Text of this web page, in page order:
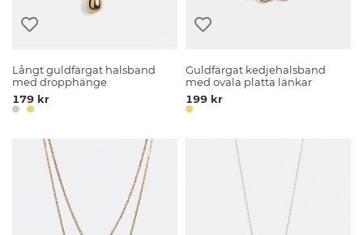
Långt guldfärgat halsband
med dropphänge
179 kr
Guldfärgat kedjehalsband
med ovala platta länkar
199 kr